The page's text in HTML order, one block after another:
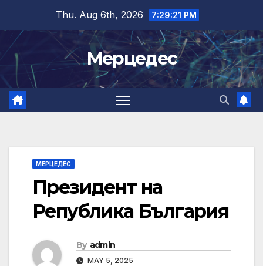
content
Thu. Aug 6th, 2026 7:29:22 PM
Мерцедес
МЕРЦЕДЕС
Президент на
Република България
By admin
MAY 5, 2025